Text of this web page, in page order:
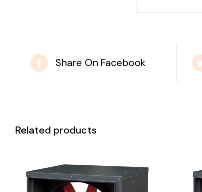
Share On Facebook
Related products